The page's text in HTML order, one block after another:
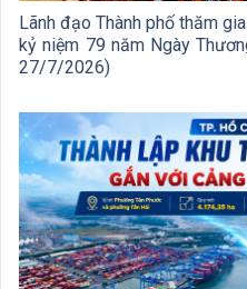
Lãnh đạo Thành phố thăm
kỷ niệm 79 năm Ngày
27/7/2026)